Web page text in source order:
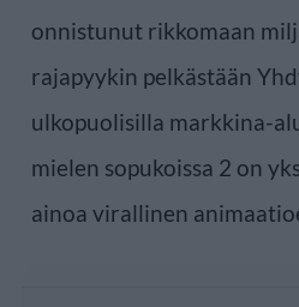
onnistunut rikkomaan
rajapyykin pelkästään
ulkopuolisilla markkina-
mielen sopukoissa 2 on
ainoa virallinen